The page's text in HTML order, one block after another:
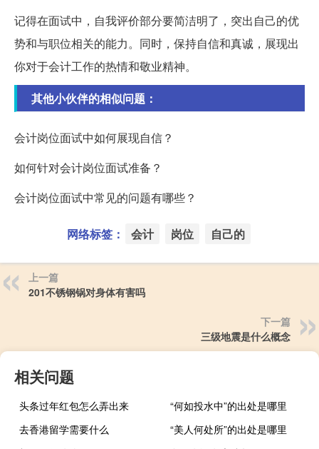
记得在面试中，自我评价部分要简洁明了，突出自己的优
势和与职位相关的能力。同时，保持自信和真诚，展现出
你对于会计工作的热情和敬业精神。
其他小伙伴的相似问题：
会计岗位面试中如何展现自信？
如何针对会计岗位面试准备？
会计岗位面试中常见的问题有哪些？
网络标签： 会计 岗位 自己的
上一篇
201不锈钢锅对身体有害吗
下一篇
三级地震是什么概念
相关问题
头条过年红包怎么弄出来
“何如投水中”的出处是哪里
去香港留学需要什么
“美人何处所”的出处是哪里